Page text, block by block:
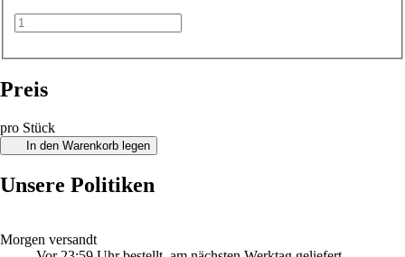
Preis
pro Stück
In den Warenkorb legen
Unsere Politiken
Morgen versandt